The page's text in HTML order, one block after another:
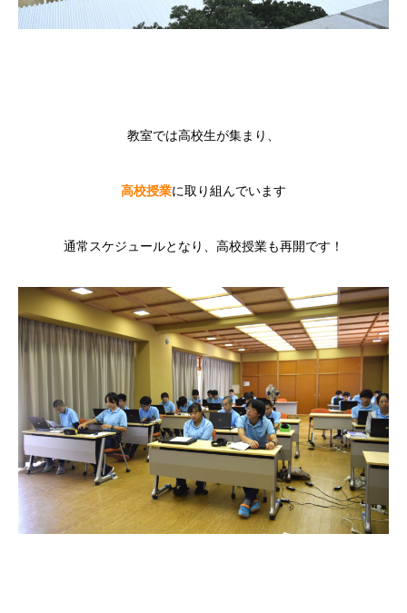
教室では高校生が集まり、
高校授業に取り組んでいます
通常スケジュールとなり、高校授業も再開です！